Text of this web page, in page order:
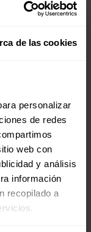
de las cookies
personalizar
de redes
web con
y análisis
información
recopilado a
para una pareja
la